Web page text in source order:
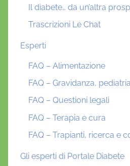
Il diabete… da un’altra
Trascrizioni Le Chat
Esperti
FAQ – Alimentazione
FAQ – Gravidanza,
FAQ – Questioni legali
FAQ – Terapia e cura
FAQ – Trapianti, ricerca e
Gli esperti di Portale Diabete